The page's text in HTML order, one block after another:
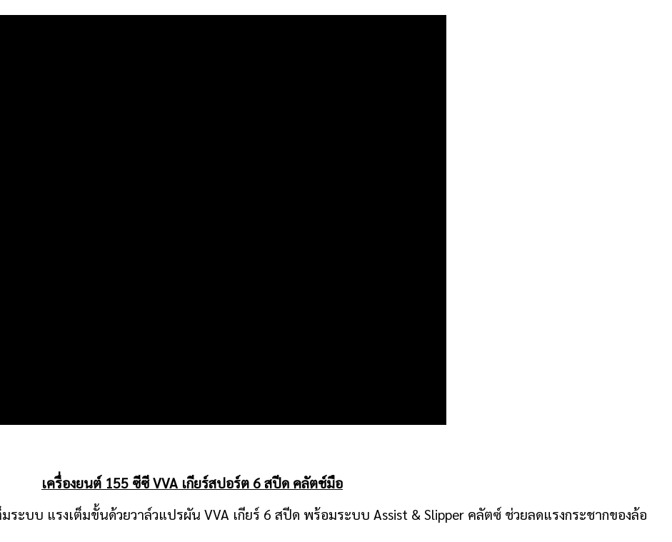
เครื่องยนต์ 155 ซีซี VVA เกียร์สปอร์ต 6 สปีด คลัตช์มือ
ะบบ แรงเต็มขั้นด้วยวาล์วแปรผัน VVA เกียร์ 6 สปีด พร้อมระบบ Assist & Slipper คลัตซ์ ช่วยลดแรงกระชากของล้อ